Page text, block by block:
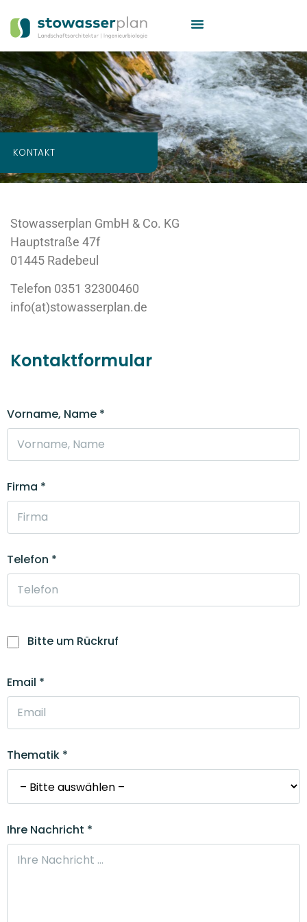
KONTAKT
Stowasserplan GmbH & Co. KG
Hauptstraße 47f
01445 Radebeul
Telefon 0351 32300460
info(at)stowasserplan.de
Kontaktformular
Vorname, Name *
Firma *
Telefon *
Bitte um Rückruf
Email *
Thematik *
Ihre Nachricht *